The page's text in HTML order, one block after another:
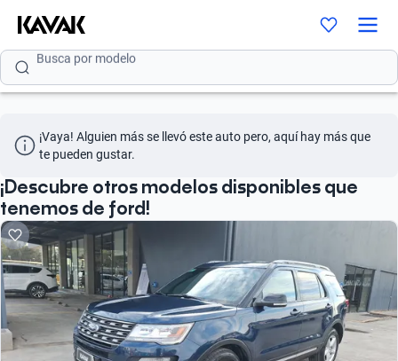
Busca por modelo
Busca por versión
Busca por marca
Busca por modelo
Busca por versión
Busca por año
¡Vaya! Alguien más se llevó este auto pero, aquí hay más que
te pueden gustar.
¡Descubre otros modelos disponibles que
tenemos de ford!